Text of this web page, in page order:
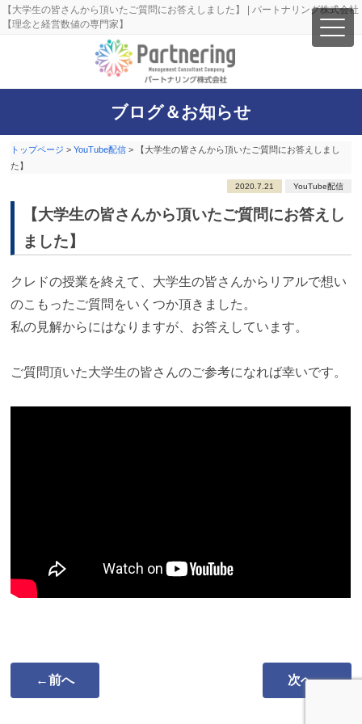
【大学生の皆さんから頂いたご質問にお答えしました】 | パートナリング株式会社
【理念と経営数値の専門家】
ブログ＆お知らせ
トップページ >YouTube配信 >
【大学生の皆さんから頂いたご質問にお答えしまし
た】
2020.7.21 YouTube配信
【大学生の皆さんから頂いたご質問にお答えし
ました】
クレドの授業を終えて、大学生の皆さんからリアルで想い
のこもったご質問をいくつか頂きました。
私の見解からにはなりますが、お答えしています。
ご質問頂いた大学生の皆さんのご参考になれば幸いです。
←前へ 次へ→